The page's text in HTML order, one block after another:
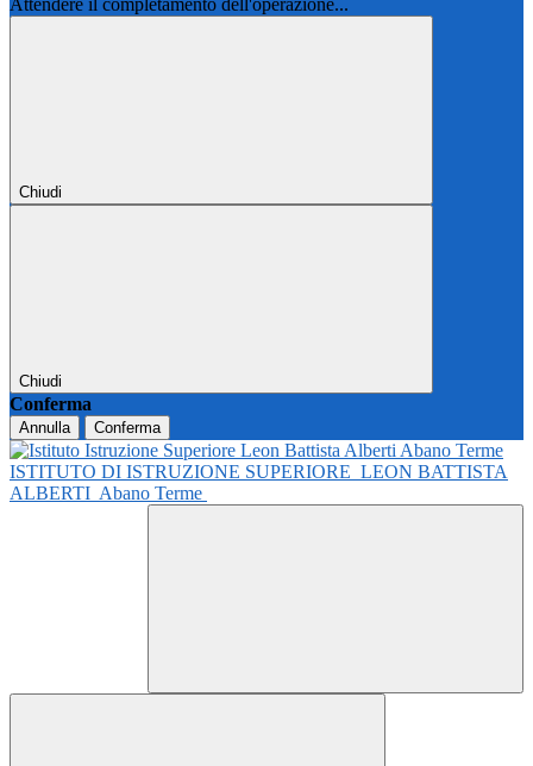
Attendere il completamento dell'operazione...
Chiudi
Chiudi
Conferma
Annulla Conferma
ISTITUTO DI ISTRUZIONE SUPERIORE LEON BATTISTA
ALBERTI Abano Terme